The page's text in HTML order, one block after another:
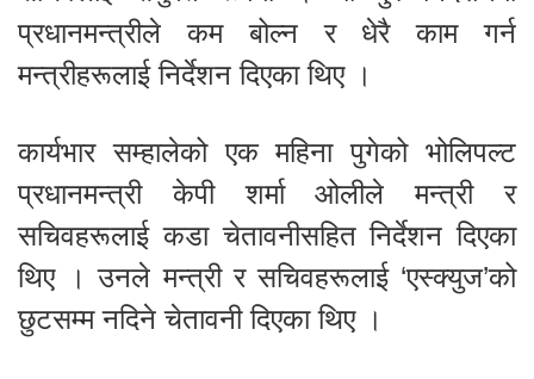
प्रधानमन्त्रीले कम बोल्न र धेरै काम गर्न
मन्त्रीहरूलाई निर्देशन दिएका थिए ।
कार्यभार सम्हालेको एक महिना पुगेको भोलिपल्ट
प्रधानमन्त्री केपी शर्मा ओलीले मन्त्री र
सचिवहरूलाई कडा चेतावनीसहित निर्देशन दिएका
थिए । उनले मन्त्री र सचिवहरूलाई ‘एस्क्युज’को
छुटसम्म नदिने चेतावनी दिएका थिए ।